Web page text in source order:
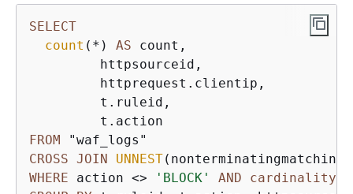
SELECT
count ( * ) AS count,
         httpsourceid,
         httprequest.clientip,
         t.ruleid,
FROM
CROSS JOIN UNNEST
WHERE action <> 'BLOCK' AND cardinality